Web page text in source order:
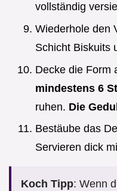
vollständig
Wiederhole den
Schicht Biskuits
Decke die Form
mindestens 6
ruhen. Die
Bestäube das
Servieren dick
Koch Tipp: Wenn